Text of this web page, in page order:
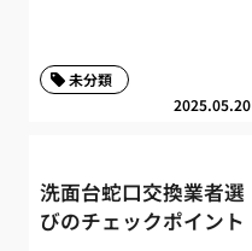
2025.05.20
未分類
洗面台蛇口交換業者選
びのチェックポイント